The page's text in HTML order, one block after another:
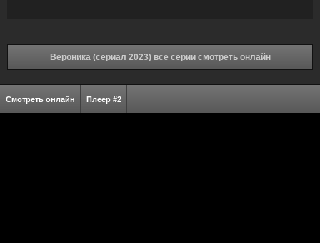
Вероника (сериал 2023) все серии смотреть онлайн
Смотреть онлайн Плеер #2